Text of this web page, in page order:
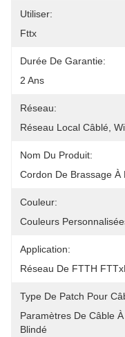
Utiliser:
Fttx
Durée De Garantie:
2 Ans
Réseau:
Réseau Local Câblé,
Nom Du Produit:
Cordon De Brassage À
Couleur:
Couleurs
Application:
Réseau De FTTH
Type De Patch Pour
Paramètres De Câble
Blindé